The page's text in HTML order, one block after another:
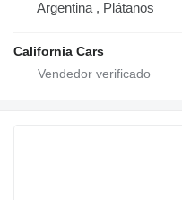
Argentina , Plátanos
California Cars